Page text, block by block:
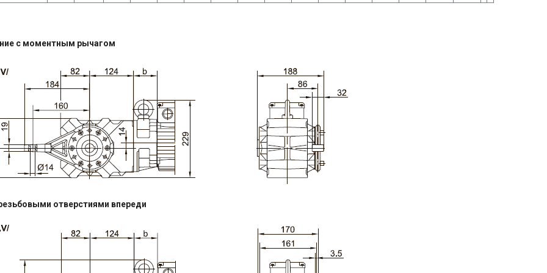
с моментным рычагом
отверстиями впереди